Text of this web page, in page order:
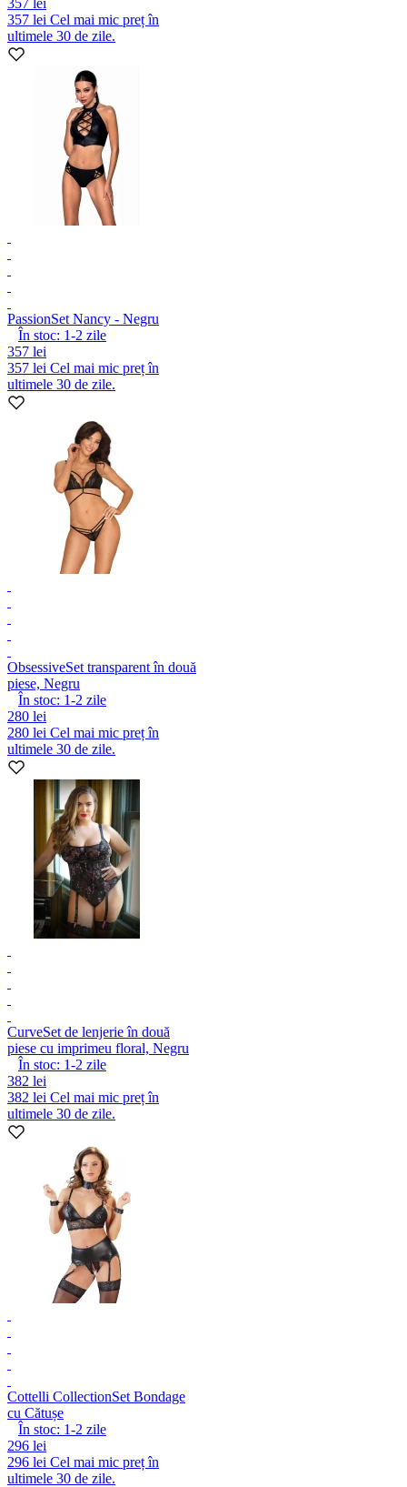
357 lei Cel mai mic preț în
ultimele 30 de zile.
PassionSet Nancy - Negru
În stoc: 1-2 zile
357 lei
357 lei Cel mai mic preț în
ultimele 30 de zile.
ObsessiveSet transparent în două
piese, Negru
În stoc: 1-2 zile
280 lei
280 lei Cel mai mic preț în
ultimele 30 de zile.
CurveSet de lenjerie în două
piese cu imprimeu floral, Negru
În stoc: 1-2 zile
382 lei
382 lei Cel mai mic preț în
ultimele 30 de zile.
Cottelli CollectionSet Bondage
cu Cătușe
În stoc: 1-2 zile
296 lei
296 lei Cel mai mic preț în
ultimele 30 de zile.